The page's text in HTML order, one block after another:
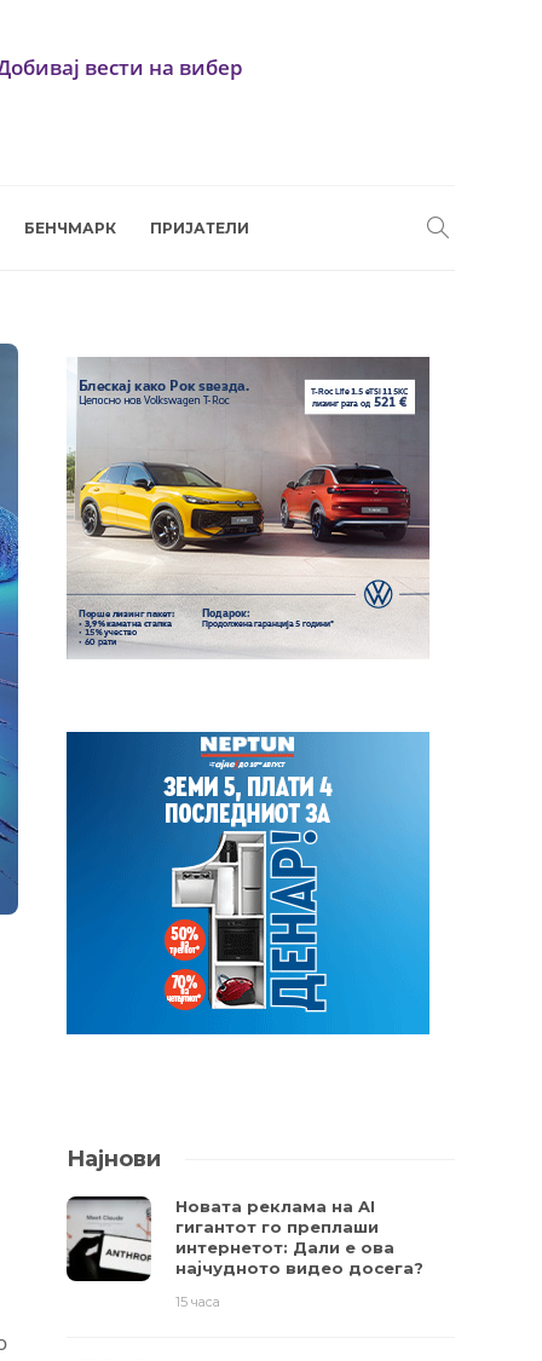
вести на вибер
БЕНЧМАРК ПРИЈАТЕЛИ
Најнови
Новата реклама на AI
гигантот го преплаши
интернетот: Дали е ова
најчудното видео досега?
15 часа